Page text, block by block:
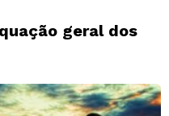
geral dos